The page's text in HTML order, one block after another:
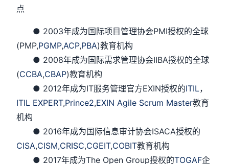
点
● 2003年成为国际项目管理协会PMI授权的全球
(PMP,PGMP,ACP,PBA)教育机构
● 2008年成为国际需求管理协会IIBA授权的全球
(CCBA,CBAP)教育机构
● 2012年成为IT服务管理官方EXIN授权的ITIL，
ITIL EXPERT,Prince2,EXIN Agile Scrum Master教育
机构
● 2016年成为国际信息审计协会ISACA授权的
CISA,CISM,CRISC,CGEIT,COBIT教育机构
● 2017年成为The Open Group授权的TOGAF企